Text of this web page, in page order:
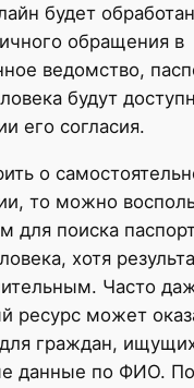
будет
обращения в
ведомство,
будут
его согласия.
о
то можно
для поиска
хотя
Часто
ресурс может
граждан,
данные по ФИО.